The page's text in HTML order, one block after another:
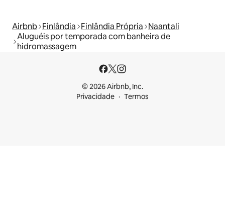
Airbnb Finlândia Finlândia Própria Naantali
Aluguéis por temporada com banheira de
hidromassagem
© 2026 Airbnb, Inc.
Privacidade
Termos